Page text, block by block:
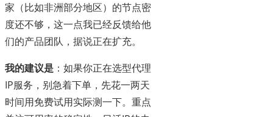
家（比如非洲部分地区）的节点密
度还不够，这一点我已经反馈给他
们的产品团队，据说正在扩充。
我的建议是 ：如果你正在选型代理
IP服务，别急着下单，先花一两天
时间用免费试用实际测一下。重点